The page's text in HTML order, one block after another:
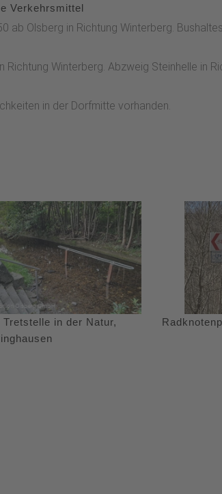
Verkehrsmittel
ab Olsberg in Richtung Winterberg.
Richtung Winterberg. Abzweig Steinhelle in
in der Dorfmitte vorhanden.
Tretstelle in der Natur,